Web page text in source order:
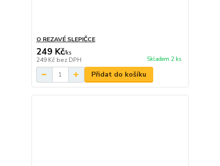
O REZAVÉ SLEPIČCE
249 Kč/ks
249 Kč bez DPH Skladem 2 ks
Přidat do košíku